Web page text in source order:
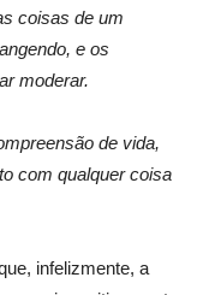
coisas de um
e os
moderar.
de vida,
com qualquer coisa
infelizmente, a